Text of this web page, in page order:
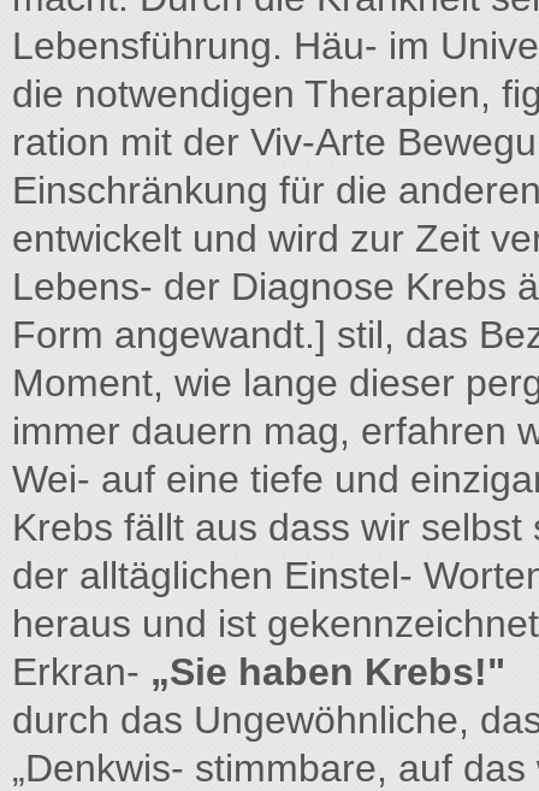
Lebensführung. Häu- im
die notwendigen Therapien,
ration mit der Viv-Arte
Einschränkung für die
entwickelt und wird zur Zeit
Lebens- der Diagnose Krebs
Form angewandt.] stil, das
Moment, wie lange dieser
immer dauern mag, erfahren
Wei- auf eine tiefe und
Krebs fällt aus dass wir
der alltäglichen Einstel-
heraus und ist
Erkran- „Sie haben Krebs!"
durch das Ungewöhnliche,
„Denkwis- stimmbare, auf